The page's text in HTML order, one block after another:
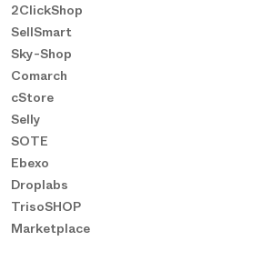
2ClickShop
SellSmart
Sky-Shop
Comarch
cStore
Selly
SOTE
Ebexo
Droplabs
TrisoSHOP
Marketplace